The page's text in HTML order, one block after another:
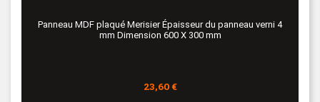
Panneau MDF plaqué Merisier Épaisseur du panneau verni 4
mm Dimension 600 X 300 mm
Prix
23,60 €